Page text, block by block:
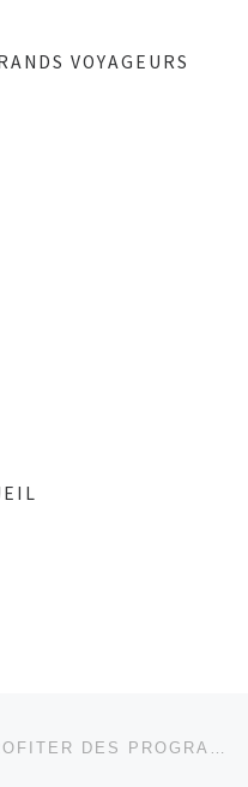
VOYAGEURS
TOUT LE MONDE PEUT PROFITER DES PROGRAMMES FREQUENT FLYER